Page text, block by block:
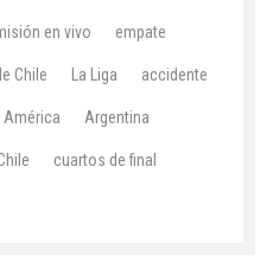
en vivo empate
Chile La Liga accidente
América Argentina
cuartos de final